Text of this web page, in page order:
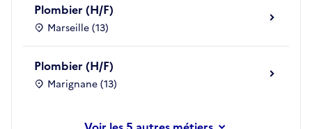
Plombier (H/F)
Marseille (13)
Plombier (H/F)
Marignane (13)